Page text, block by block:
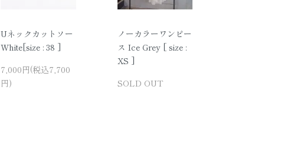
Uネックカットソー
White[size : 38 ]
7,000円(税込7,700
円)
ノーカラーワンピー
ス Ice Grey [ size :
XS ]
SOLD OUT